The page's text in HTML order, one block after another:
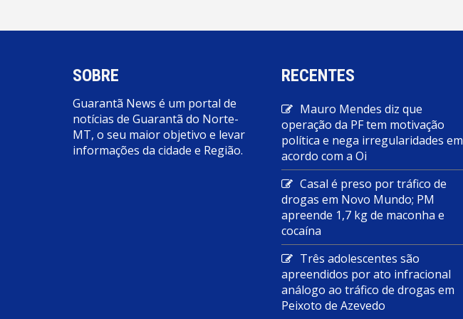
SOBRE
Guarantã News é um portal de
notícias de Guarantã do Norte-
MT, o seu maior objetivo e levar
informações da cidade e Região.
RECENTES
Mauro Mendes diz que
operação da PF tem motivação
política e nega irregularidades em
acordo com a Oi
Casal é preso por tráfico de
drogas em Novo Mundo; PM
apreende 1,7 kg de maconha e
cocaína
Três adolescentes são
apreendidos por ato infracional
análogo ao tráfico de drogas em
Peixoto de Azevedo